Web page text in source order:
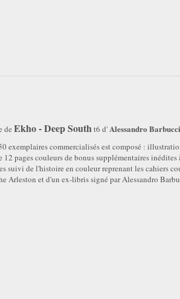
de Ekho - Deep Southt6 d' Alessandro Barbucci
exemplaires commercialisés est composé :
12 pages couleurs de bonus supplémentaires
suivi de l'histoire en couleur reprenant les cahiers
Arleston et d'un ex-libris signé par Alessandro